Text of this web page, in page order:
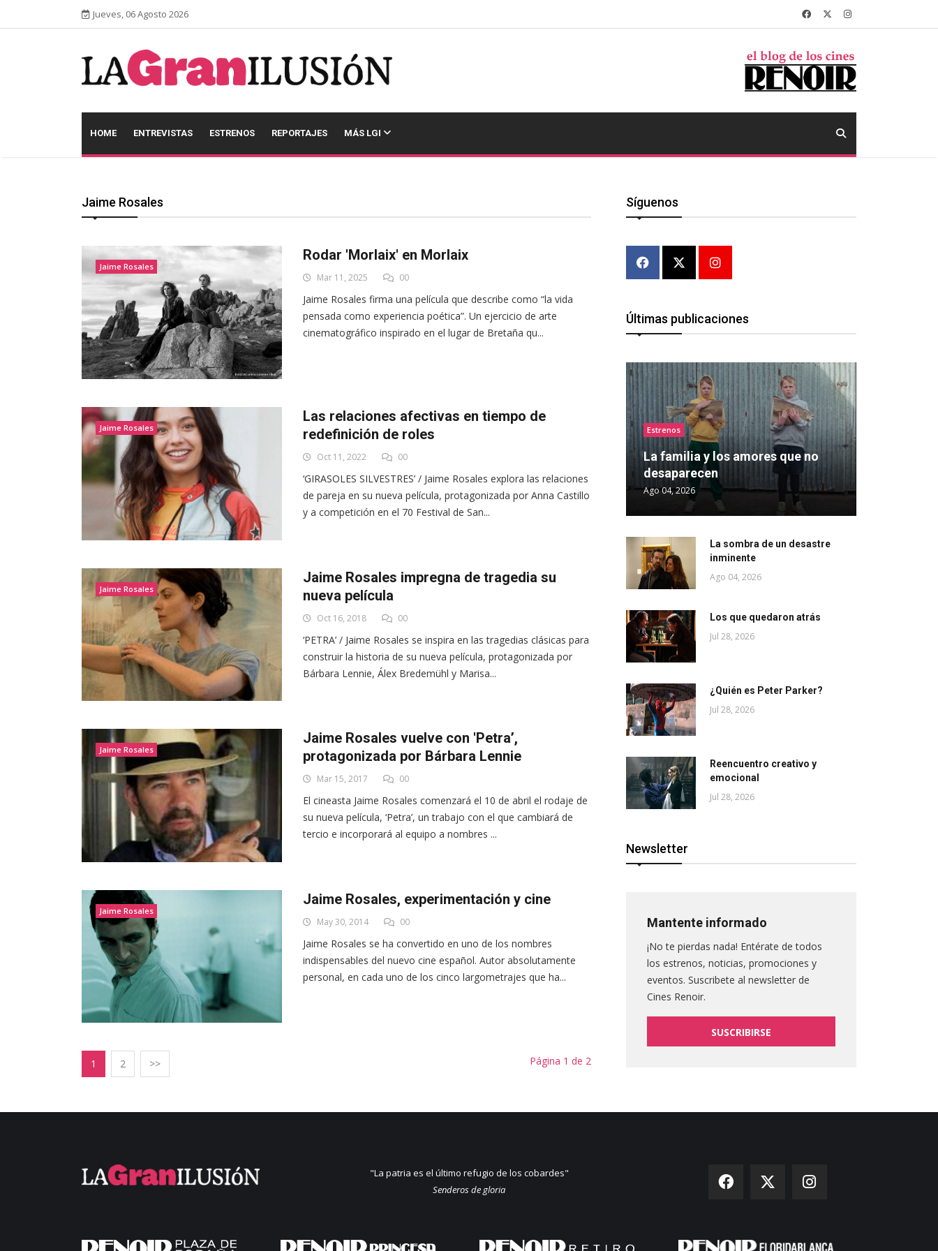
Jueves, 06 Agosto 2026
HOME ENTREVISTAS ESTRENOS REPORTAJES MÁS LGI
Jaime Rosales
Jaime Rosales
Rodar 'Morlaix' en Morlaix
Mar 11, 2025 00
Jaime Rosales firma una película que describe como “la vida
pensada como experiencia poética”. Un ejercicio de arte
cinematográfico inspirado en el lugar de Bretaña qu...
Jaime Rosales
Las relaciones afectivas en tiempo de
redefinición de roles
Oct 11, 2022 00
‘GIRASOLES SILVESTRES’ / Jaime Rosales explora las relaciones
de pareja en su nueva película, protagonizada por Anna Castillo
y a competición en el 70 Festival de San...
Jaime Rosales
Jaime Rosales impregna de tragedia su
nueva película
Oct 16, 2018 00
‘PETRA’ / Jaime Rosales se inspira en las tragedias clásicas para
construir la historia de su nueva película, protagonizada por
Bárbara Lennie, Álex Bredemühl y Marisa...
Jaime Rosales
Jaime Rosales vuelve con 'Petra’,
protagonizada por Bárbara Lennie
Mar 15, 2017 00
El cineasta Jaime Rosales comenzará el 10 de abril el rodaje de
su nueva película, ‘Petra’, un trabajo con el que cambiará de
tercio e incorporará al equipo a nombres ...
Jaime Rosales
Jaime Rosales, experimentación y cine
May 30, 2014 00
Jaime Rosales se ha convertido en uno de los nombres
indispensables del nuevo cine español. Autor absolutamente
personal, en cada uno de los cinco largometrajes que ha...
1 2 >> Página 1 de 2
Síguenos
Últimas publicaciones
Estrenos
La familia y los amores que no
desaparecen
Ago 04, 2026
La sombra de un desastre
inminente
Ago 04, 2026
Los que quedaron atrás
Jul 28, 2026
¿Quién es Peter Parker?
Jul 28, 2026
Reencuentro creativo y
emocional
Jul 28, 2026
Newsletter
Mantente informado
¡No te pierdas nada! Entérate de todos
los estrenos, noticias, promociones y
eventos. Suscribete al newsletter de
Cines Renoir.
SUSCRIBIRSE
"La patria es el último refugio de los cobardes"
Senderos de gloria